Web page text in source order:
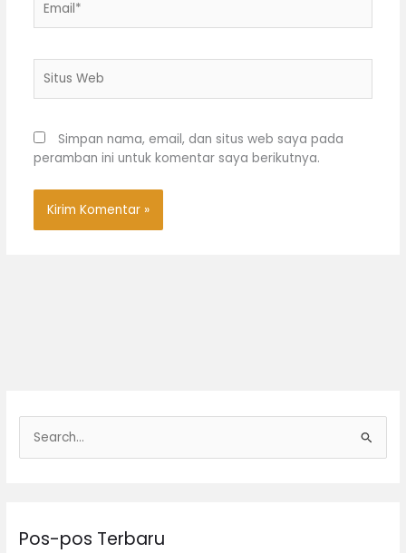
Web
Simpan nama, email, dan situs web saya pada
peramban ini untuk komentar saya berikutnya.
a
u
Pos-pos Terbaru